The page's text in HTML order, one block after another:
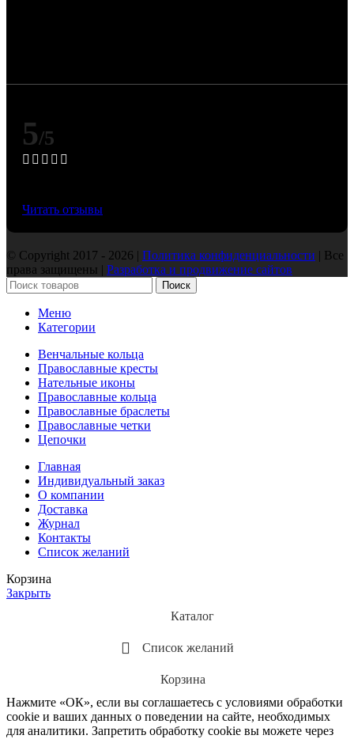
5/5
Читать отзывы
© Copyright 2017 - 2026 | Политика конфиденциальности | Все
права защищены | Разработка и продвижение сайтов
Поиск
Меню
Категории
Венчальные кольца
Православные кресты
Нательные иконы
Православные кольца
Православные браслеты
Православные четки
Цепочки
Главная
Индивидуальный заказ
О компании
Доставка
Журнал
Контакты
Список желаний
Корзина
Закрыть
Каталог
Список желаний
Корзина
Нажмите «ОК», если вы соглашаетесь с условиями обработки
cookie и ваших данных о поведении на сайте, необходимых
для аналитики. Запретить обработку cookie вы можете через